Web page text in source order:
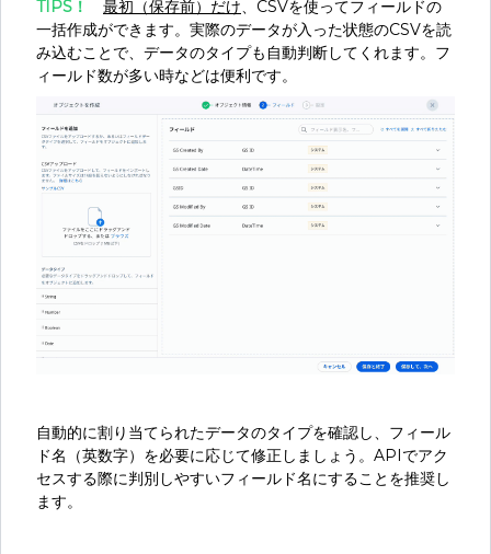
TIPS！ 最初（保存前）だけ、CSVを使ってフィールドの
一括作成ができます。実際のデータが入った状態のCSVを読
み込むことで、データのタイプも自動判断してくれます。フ
ィールド数が多い時などは便利です。
自動的に割り当てられたデータのタイプを確認し、フィール
ド名（英数字）を必要に応じて修正しましょう。APIでアク
セスする際に判別しやすいフィールド名にすることを推奨し
ます。